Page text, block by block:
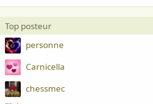
Top posteur
personne
Carnicella
chessmec